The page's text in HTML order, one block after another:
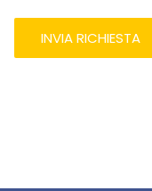
INVIA RICHIESTA